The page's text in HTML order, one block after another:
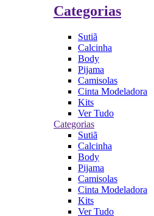
Categorias
Sutiã
Calcinha
Body
Pijama
Camisolas
Cinta Modeladora
Kits
Ver Tudo
Categorias
Sutiã
Calcinha
Body
Pijama
Camisolas
Cinta Modeladora
Kits
Ver Tudo